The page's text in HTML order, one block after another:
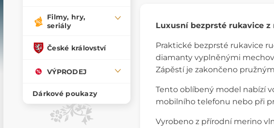
Filmy, hry,
seriály
České království
VÝPRODEJ
Dárkové poukazy
Luxusní bezprsté rukavice
Praktické bezprsté rukavice
diamanty vyplněnými
Zápěstí je zakončeno
Tento oblíbený model nabízí
mobilního telefonu nebo při
Vyrobeno z přírodní merino